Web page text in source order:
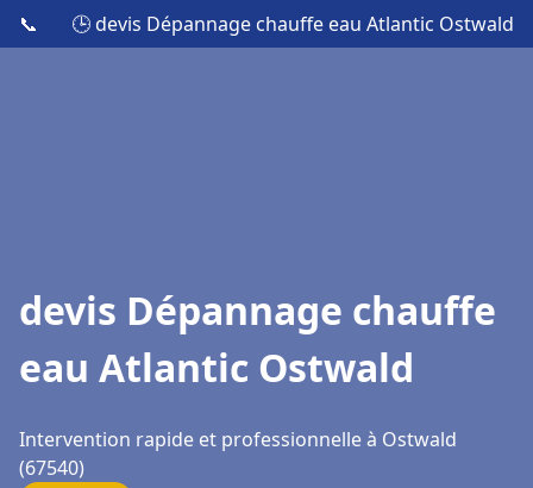
📞 🕒 devis Dépannage chauffe eau Atlantic Ostwald
devis Dépannage chauffe
eau Atlantic Ostwald
Intervention rapide et professionnelle à Ostwald
(67540)